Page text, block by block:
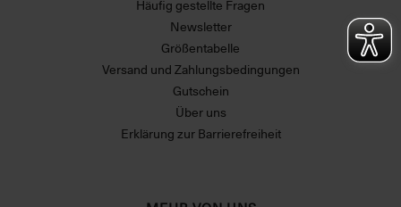
Häufig gestellte Fragen
Newsletter
Größentabelle
Versand und Zahlungsbedingungen
Gutschein
Über uns
Erklärung zur Barrierefreiheit